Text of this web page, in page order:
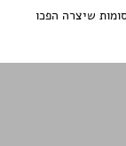
שיצרה הפכו